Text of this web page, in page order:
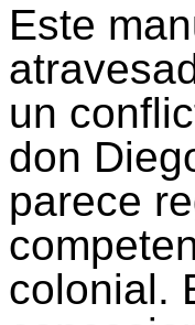
Este
un
don
parece
colonial.